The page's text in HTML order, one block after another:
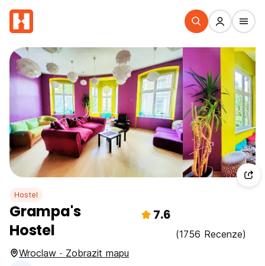
Hostel
Grampa's
Hostel
7.6
(1756 Recenze)
Wroclaw · Zobrazit mapu